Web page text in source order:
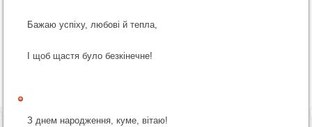
Бажаю успіху, любові й тепла,
І щоб щастя було безкінечне!
З днем народження, куме, вітаю!